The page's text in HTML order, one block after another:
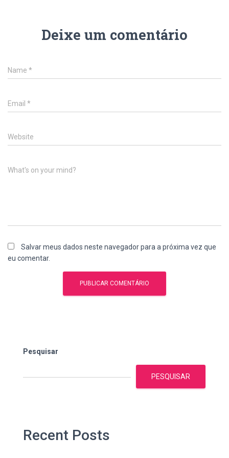
Deixe um comentário
Name *
Email *
Website
What's on your mind?
Salvar meus dados neste navegador para a próxima vez que
eu comentar.
Pesquisar
PESQUISAR
Recent Posts